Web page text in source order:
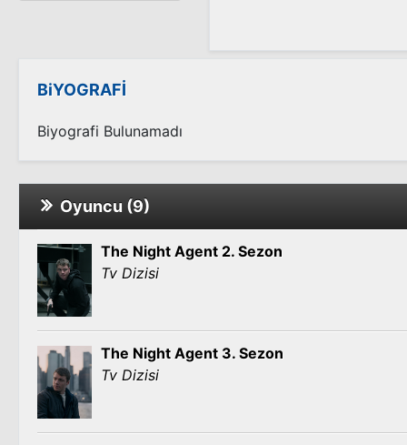
BiYOGRAFİ
Biyografi Bulunamadı
Oyuncu (9)
The Night Agent 2. Sezon
Tv Dizisi
The Night Agent 3. Sezon
Tv Dizisi